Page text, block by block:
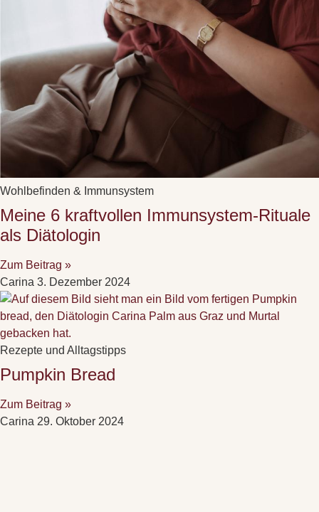
Wohlbefinden & Immunsystem
Meine 6 kraftvollen Immunsystem-Rituale
als Diätologin
Zum Beitrag »
Carina 3. Dezember 2024
Rezepte und Alltagstipps
Pumpkin Bread
Zum Beitrag »
Carina 29. Oktober 2024